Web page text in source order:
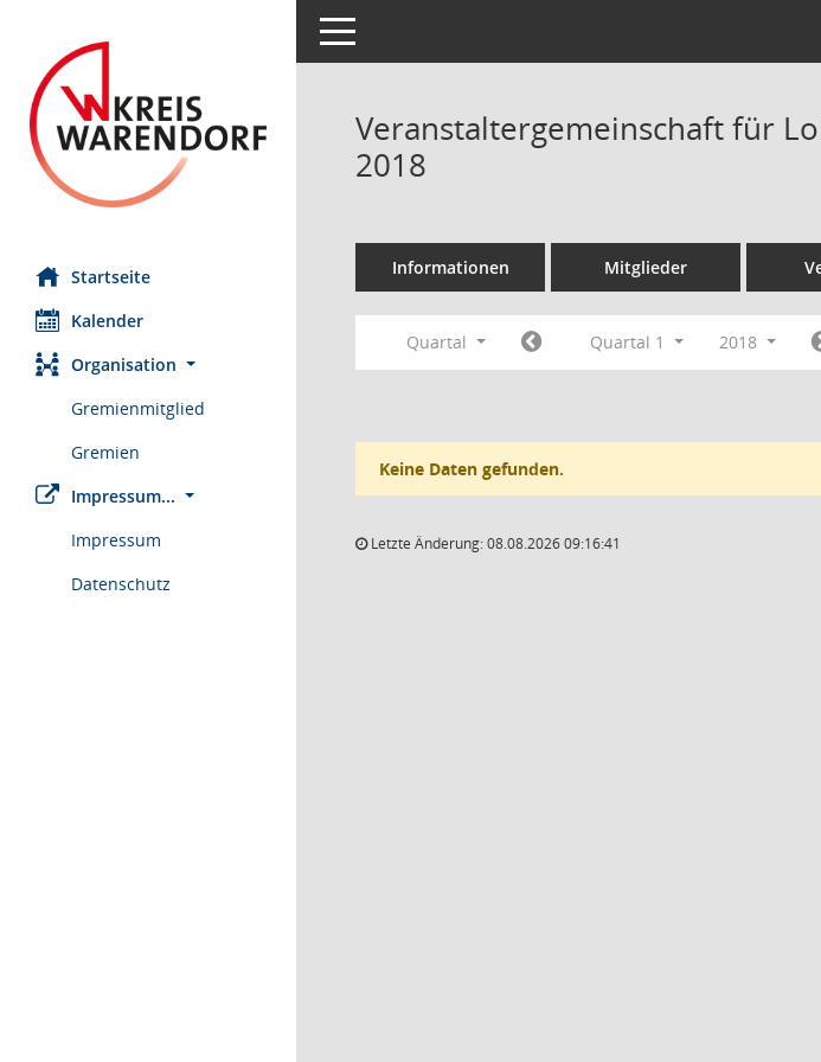
Startseite
Kalender
Organisation
Gremienmitglied
Gremien
Impressum...
Impressum
Datenschutz
Toggle navigation
Veranstaltergemeinschaft für
2018
Informationen Mitglieder
Quartal Quartal 1 2018
Keine Daten gefunden.
Letzte Änderung: 08.08.2026 09:16:41